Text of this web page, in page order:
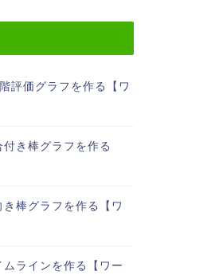
評価グラフを作る【ワ
付き棒グラフを作る
き棒グラフを作る【ワ
ムラインを作る【ワー